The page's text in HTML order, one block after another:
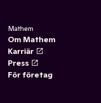
Mathem
Om Mathem
Karriär
Press
För företag